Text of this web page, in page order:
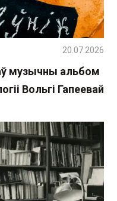
музычны альбом
Вольгі Гапеевай
20.07.2026